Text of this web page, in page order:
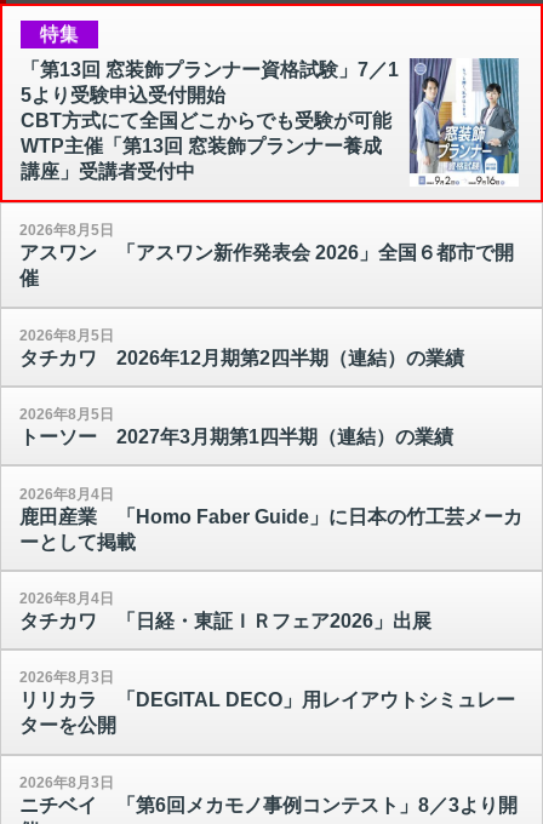
特集
「第13回 窓装飾プランナー資格試験」7／1
5より受験申込受付開始
CBT方式にて全国どこからでも受験が可能
WTP主催「第13回 窓装飾プランナー養成
講座」受講者受付中
2026年8月5日
アスワン 「アスワン新作発表会 2026」全国６都市で開
催
2026年8月5日
タチカワ 2026年12月期第2四半期（連結）の業績
2026年8月5日
トーソー 2027年3月期第1四半期（連結）の業績
2026年8月4日
鹿田産業 「Homo Faber Guide」に日本の竹工芸メーカ
ーとして掲載
2026年8月4日
タチカワ 「日経・東証ＩＲフェア2026」出展
2026年8月3日
リリカラ 「DEGITAL DECO」用レイアウトシミュレー
ターを公開
2026年8月3日
ニチベイ 「第6回メカモノ事例コンテスト」8／3より開